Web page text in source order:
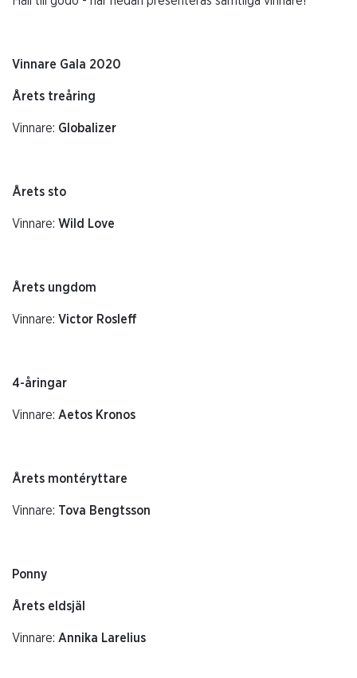
Vinnare Gala 2020
Årets treåring
Vinnare: Globalizer
Årets sto
Vinnare: Wild Love
Årets ungdom
Vinnare: Victor Rosleff
4-åringar
Vinnare: Aetos Kronos
Årets montéryttare
Vinnare: Tova Bengtsson
Ponny
Årets eldsjäl
Vinnare: Annika Larelius